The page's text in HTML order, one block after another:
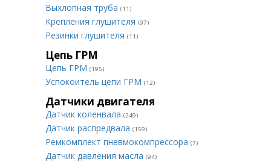
Выхлопная труба (11)
Крепления глушителя (97)
Резинки глушителя (11)
Цепь ГРМ
Цепь ГРМ (195)
Успокоитель цепи ГРМ (12)
Датчики двигателя
Датчик коленвала (249)
Датчик распредвала (159)
Ремкомплект пневмокомпрессора (7)
Датчик давления масла (94)